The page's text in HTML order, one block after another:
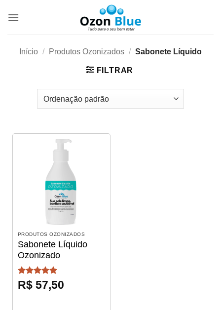
Início / Produtos Ozonizados / Sabonete Líquido
FILTRAR
PRODUTOS OZONIZADOS
Sabonete Líquido
Ozonizado
Avaliação5
de 5
R$57,50